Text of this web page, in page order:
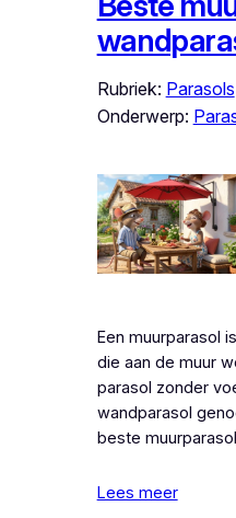
Rubriek: Parasols
Onderwerp:
Een muurparasol
die aan de muur
parasol zonder
wandparasol
beste
Lees meer